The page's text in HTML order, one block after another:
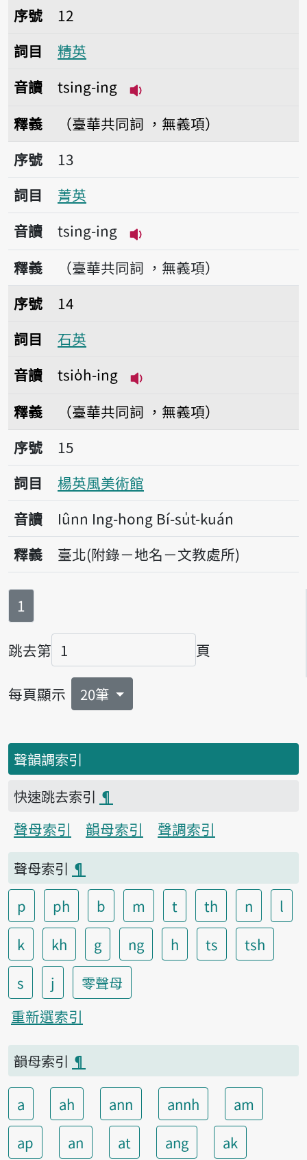
序號12精英
序號
12
詞目
精英
音讀
tsing-ing
釋義
（臺華共同詞 ，無義項）
序號13菁英
序號
13
詞目
菁英
音讀
tsing-ing
播放音讀tsing-ing
釋義
（臺華共同詞 ，無義項）
序號14石英
序號
14
詞目
石英
音讀
tsio̍h-ing
釋義
（臺華共同詞 ，無義項）
序號15楊英風美術館
序號
15
詞目
楊英風美術館
音讀
Iûnn Ing-hong Bí-su̍t-kuán
釋義
臺北(附錄－地名－文教處所)
第
1
跳去第
頁碼
頁
每頁顯示 20筆
聲韻調索引
快速跳去索引 ¶
聲母索引
韻母索引
聲調索引
聲母索引 ¶
p
ph b m t th n
l
k
kh g ng h ts
tsh
s
j
零聲母
重新選索引
韻母索引 ¶
a ah ann annh
am
ap
an at ang ak